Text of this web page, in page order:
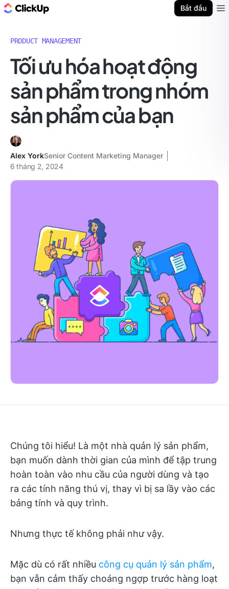
Bắt đầu
PRODUCT MANAGEMENT
Tối ưu hóa hoạt động
sản phẩm trong nhóm
sản phẩm của bạn
Alex YorkSenior Content Marketing Manager
6 tháng 2, 2024
Chúng tôi hiểu! Là một nhà quản lý sản phẩm,
bạn muốn dành thời gian của mình để tập trung
hoàn toàn vào nhu cầu của người dùng và tạo
ra các tính năng thú vị, thay vì bị sa lầy vào các
bảng tính và quy trình.
Nhưng thực tế không phải như vậy.
Mặc dù có rất nhiều công cụ quản lý sản phẩm,
bạn vẫn cảm thấy choáng ngợp trước hàng loạt